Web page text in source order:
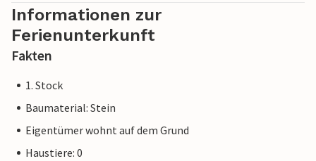
Informationen zur
Ferienunterkunft
Fakten
1. Stock
Baumaterial: Stein
Eigentümer wohnt auf dem Grund
Haustiere: 0